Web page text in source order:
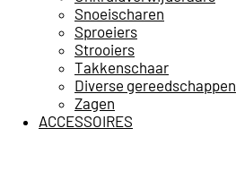
Snoeischaren
Sproeiers
Strooiers
Takkenschaar
Diverse gereedschappen
Zagen
ACCESSOIRES